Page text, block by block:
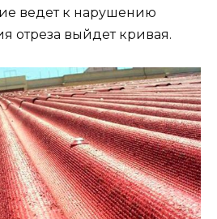
ведет к нарушению
отреза выйдет кривая.